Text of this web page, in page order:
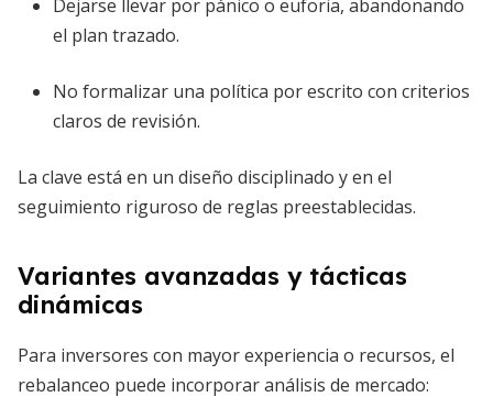
Dejarse llevar por pánico o euforia, abandonando
el plan trazado.
No formalizar una política por escrito con criterios
claros de revisión.
La clave está en un diseño disciplinado y en el
seguimiento riguroso de reglas preestablecidas.
Variantes avanzadas y tácticas
dinámicas
Para inversores con mayor experiencia o recursos, el
rebalanceo puede incorporar análisis de mercado: